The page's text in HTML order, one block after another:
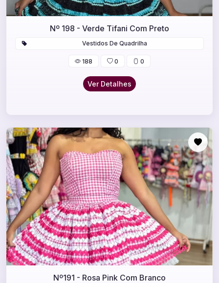
Nº 198 - Verde Tifani Com Preto
Vestidos De Quadrilha
188 0 0
Ver Detalhes
Nº191 - Rosa Pink Com Branco